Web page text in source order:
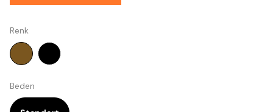
Renk
Beden